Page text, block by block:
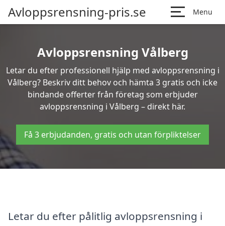
Avloppsrensning-pris.se Menu
Avloppsrensning Vålberg
Letar du efter professionell hjälp med avloppsrensning i
Vålberg? Beskriv ditt behov och hämta 3 gratis och icke
bindande offerter från företag som erbjuder
avloppsrensning i Vålberg – direkt här.
Få 3 erbjudanden, gratis och utan förpliktelser
Letar du efter pålitlig avloppsrensning i